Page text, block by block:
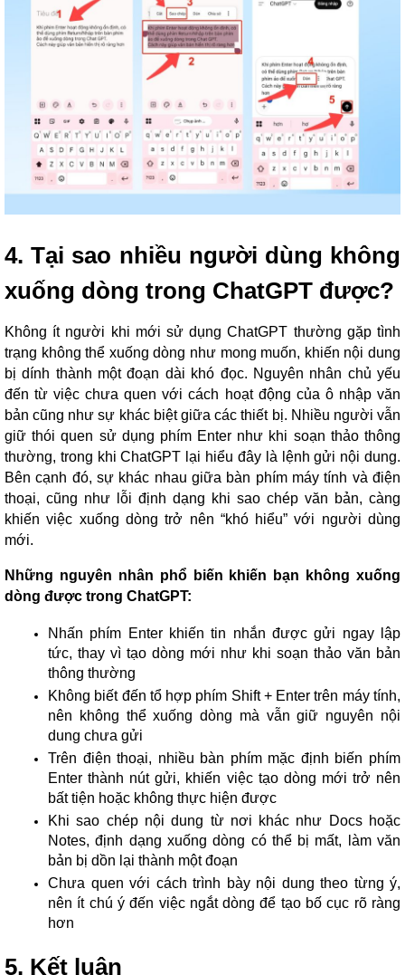
4. Tại sao nhiều người dùng không
xuống dòng trong ChatGPT được?
Không ít người khi mới sử dụng ChatGPT thường gặp tình
trạng không thể xuống dòng như mong muốn, khiến nội dung
bị dính thành một đoạn dài khó đọc. Nguyên nhân chủ yếu
đến từ việc chưa quen với cách hoạt động của ô nhập văn
bản cũng như sự khác biệt giữa các thiết bị. Nhiều người vẫn
giữ thói quen sử dụng phím Enter như khi soạn thảo thông
thường, trong khi ChatGPT lại hiểu đây là lệnh gửi nội dung.
Bên cạnh đó, sự khác nhau giữa bàn phím máy tính và điện
thoại, cũng như lỗi định dạng khi sao chép văn bản, càng
khiến việc xuống dòng trở nên “khó hiểu” với người dùng
mới.
Những nguyên nhân phổ biến khiến bạn không xuống
dòng được trong ChatGPT:
Nhấn phím Enter khiến tin nhắn được gửi ngay lập
tức, thay vì tạo dòng mới như khi soạn thảo văn bản
thông thường
Không biết đến tổ hợp phím Shift + Enter trên máy tính,
nên không thể xuống dòng mà vẫn giữ nguyên nội
dung chưa gửi
Trên điện thoại, nhiều bàn phím mặc định biến phím
Enter thành nút gửi, khiến việc tạo dòng mới trở nên
bất tiện hoặc không thực hiện được
Khi sao chép nội dung từ nơi khác như Docs hoặc
Notes, định dạng xuống dòng có thể bị mất, làm văn
bản bị dồn lại thành một đoạn
Chưa quen với cách trình bày nội dung theo từng ý,
nên ít chú ý đến việc ngắt dòng để tạo bố cục rõ ràng
hơn
5. Kết luận